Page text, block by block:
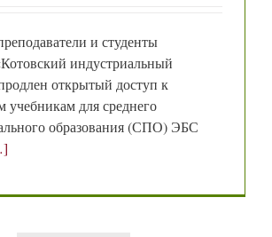
и студенты
индустриальный
открытый доступ к
учебникам для среднего
образования (СПО) ЭБС